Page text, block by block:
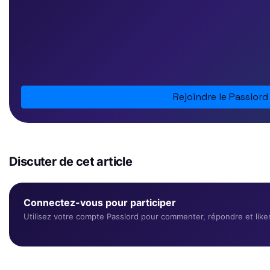
Rejoindre le Passlord
Discuter de cet article
Connectez-vous pour participer
Utilisez votre compte Passlord pour commenter, répondre et